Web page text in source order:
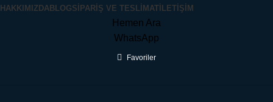
HAKKIMIZDA BLOGSIPARIŞ VE TESLIMAT İLETIŞIM
Hemen Ara
WhatsApp
Favoriler